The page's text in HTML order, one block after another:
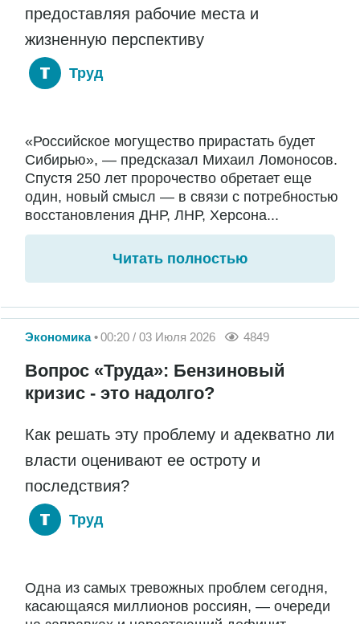
предоставляя рабочие места и
жизненную перспективу
Труд
«Российское могущество прирастать будет
Сибирью», — предсказал Михаил Ломоносов.
Спустя 250 лет пророчество обретает еще
один, новый смысл — в связи с потребностью
восстановления ДНР, ЛНР, Херсона...
Читать полностью
Экономика 00:20 / 03 Июля 2026 4849
Вопрос «Труда»: Бензиновый
кризис - это надолго?
Как решать эту проблему и адекватно ли
власти оценивают ее остроту и
последствия?
Труд
Одна из самых тревожных проблем сегодня,
касающаяся миллионов россиян, — очереди